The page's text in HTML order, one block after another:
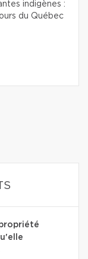
indigènes :
du Québec